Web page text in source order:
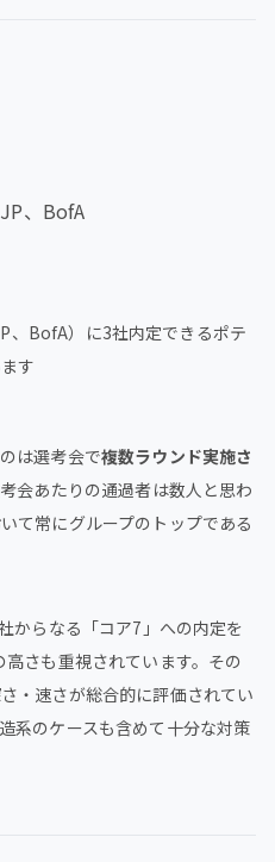
、BofA
、BofA）に3社内定できるポテ
す
は選考会で複数ラウンド実施さ
会あたりの通過者は数人と思わ
て常にグループのトップである
からなる「コア7」への内定を
さも重視されています。その
・速さが総合的に評価されてい
系のケースも含めて十分な対策